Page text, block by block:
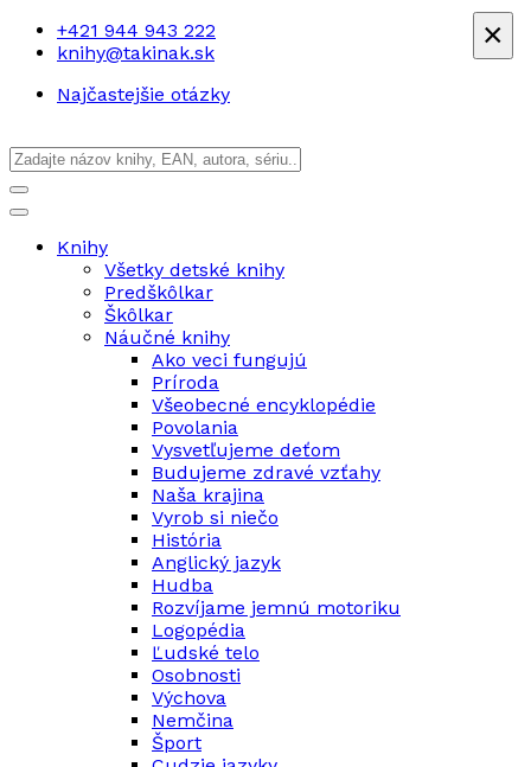
+421 944 943 222
knihy@takinak.sk
Najčastejšie otázky
Knihy
Všetky detské knihy
Predškôlkar
Škôlkar
Náučné knihy
Ako veci fungujú
Príroda
Všeobecné encyklopédie
Povolania
Vysvetľujeme deťom
Budujeme zdravé vzťahy
Naša krajina
Vyrob si niečo
História
Anglický jazyk
Hudba
Rozvíjame jemnú motoriku
Logopédia
Ľudské telo
Osobnosti
Výchova
Nemčina
Šport
×